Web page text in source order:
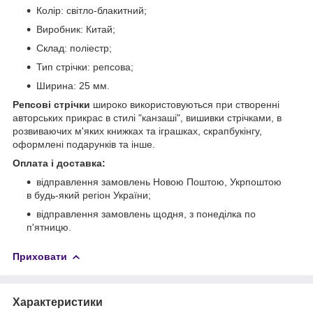
Колір: світло-блакитний;
Виробник: Китай;
Склад: поліестр;
Тип стрічки: репсова;
Ширина: 25 мм.
Репсові стрічки широко використовуються при створенні
авторських прикрас в стилі "канзаші", вишивки стрічками, в
розвиваючих м'яких книжках та іграшках, скрапбукінгу,
оформлені подарунків та інше.
Оплата і доставка:
відправлення замовлень Новою Поштою, Укрпоштою
в будь-який регіон України;
відправлення замовлень щодня, з понеділка по
п'ятницю.
Приховати
Характеристики